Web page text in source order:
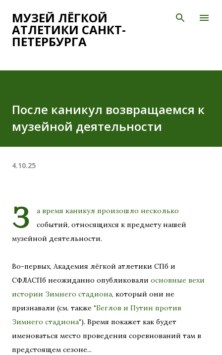
К основному контенту
МУЗЕЙ ЛЁГКОЙ
АТЛЕТИКИ САНКТ-
ПЕТЕРБУРГА
После каникул возвращаемся к
музейной деятельности
4.10.25
З
а время каникул произошло несколько
событий, относящихся к предмету нашей
музейной деятельности.
Во-первых, Академия лёгкой атлетики СПб и
СФЛАСПб неожиданно опубликовали основные вехи
истории Зимнего стадиона, который они не
признавали (см. также "Беглов и Путин против
Зимнего стадиона"). Время покажет как будет
именоваться место проведения соревнований там в
предстоящем сезоне...